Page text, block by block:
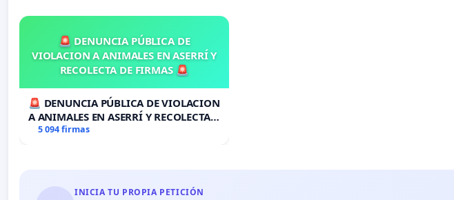
🚨 DENUNCIA PÚBLICA DE
VIOLACION A ANIMALES EN ASERRÍ Y
RECOLECTA DE FIRMAS 🚨
🚨 DENUNCIA PÚBLICA DE VIOLACION
A ANIMALES EN ASERRÍ Y RECOLECTA
DE FIRMAS 🚨
5 094 firmas
INICIA TU PROPIA PETICIÓN